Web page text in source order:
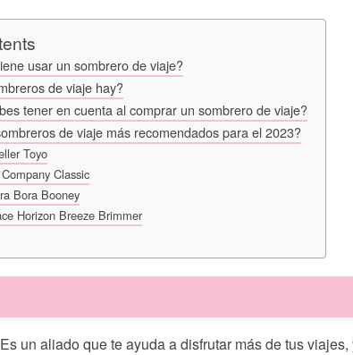
usar un sombrero de viaje?
de viaje hay?
tener en cuenta al comprar un sombrero de viaje?
de viaje más recomendados para el 2023?
Toyo
Classic
Bora Booney
Horizon Breeze Brimmer
un aliado que te ayuda a disfrutar más de tus